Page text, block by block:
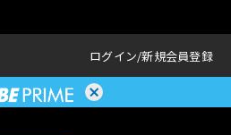
ログイン 新規会員登録